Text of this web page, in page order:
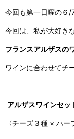
今回も第一日曜の６/
今回は、私が大好き
フランスアルザスの
ワインに合わせてチ
アルザスワインセッ
〈チーズ３種 × ハ